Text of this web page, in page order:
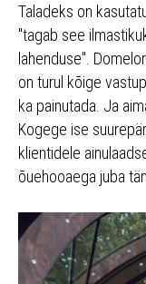
Taladeks on
"tagab see
lahenduse".
on turul kõige
ka painutada. Ja
Kogege ise
klientidele
õuehooaega juba